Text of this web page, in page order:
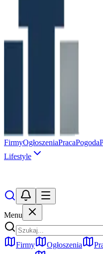
FirmyOgłoszeniaPracaPogoda
Lifestyle
Menu
Firmy Ogłoszenia